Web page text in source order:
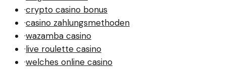
·crypto casino bonus
·casino zahlungsmethoden
·wazamba casino
·live roulette casino
·welches online casino